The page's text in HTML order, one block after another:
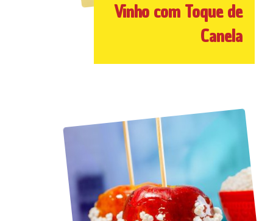
Vinho com Toque de
Canela